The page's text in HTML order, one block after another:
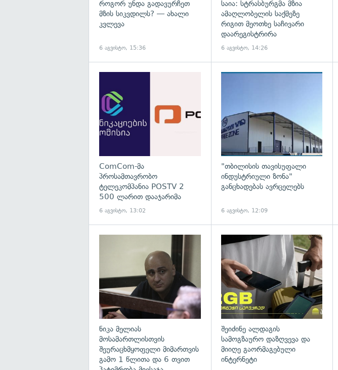
როგორ უნდა გადავურჩეთ
მზის სიკვდილს? — ახალი
კვლევა
6 აგვისტო, 15:36
საია: სტრასბურგმა მზია
ამაღლობელის საქმეზე
რიგით მეოთხე საჩივარი
დაარეგისტრირა
6 აგვისტო, 14:26
ComCom-მა
პროსამთავრობო
ტელეკომპანია POSTV 2
500 ლარით დააჯარიმა
6 აგვისტო, 13:02
"თბილისის თავისუფალი
ინდუსტრიული ზონა"
განცხადებას ავრცელებს
6 აგვისტო, 12:09
გადახედვა
ნიკა მელიას
მოსამართლისთვის
შეურაცხმყოფელი მიმართვის
გამო 1 წლითა და 6 თვით
შეიძინე ალდაგის
სამოგზაურო დაზღვევა და
მიიღე გაორმაგებული
ინტერნეტი